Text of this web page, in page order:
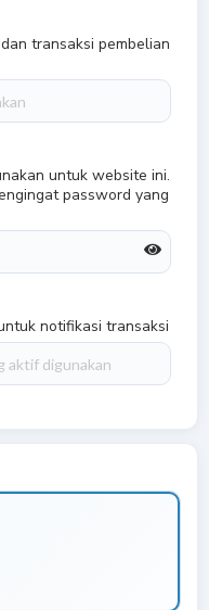
transaksi pembelian
untuk website ini.
password yang
notifikasi transaksi